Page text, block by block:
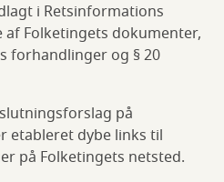
i Retsinformations
Folketingets dokumenter,
forhandlinger og § 20
på
etableret dybe links til
på Folketingets netsted.